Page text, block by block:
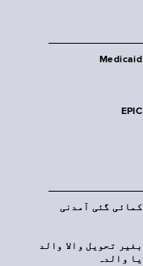
Medicaid
EPIC
کمائی گئی آمدنی
بغیر تحویل والا والد
یا والدہ